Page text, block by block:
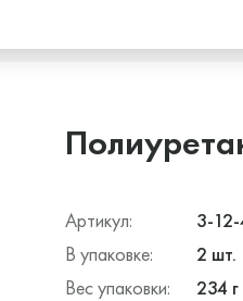
Артикул:
3-
В упаковке:
2 шт.
Вес упаковки:
234 г